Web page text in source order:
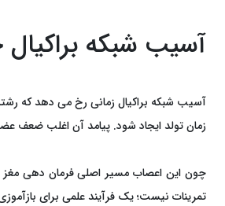
آسیب شبکه
آسیب شبکه براکیال زمانی رخ می ‌دهد که
زمان تولد ایجاد شود. پیامد آن اغلب ضعف
چون این اعصاب مسیر اصلی فرمان‌ دهی مغز
تمرینات نیست؛ یک فرآیند علمی برای